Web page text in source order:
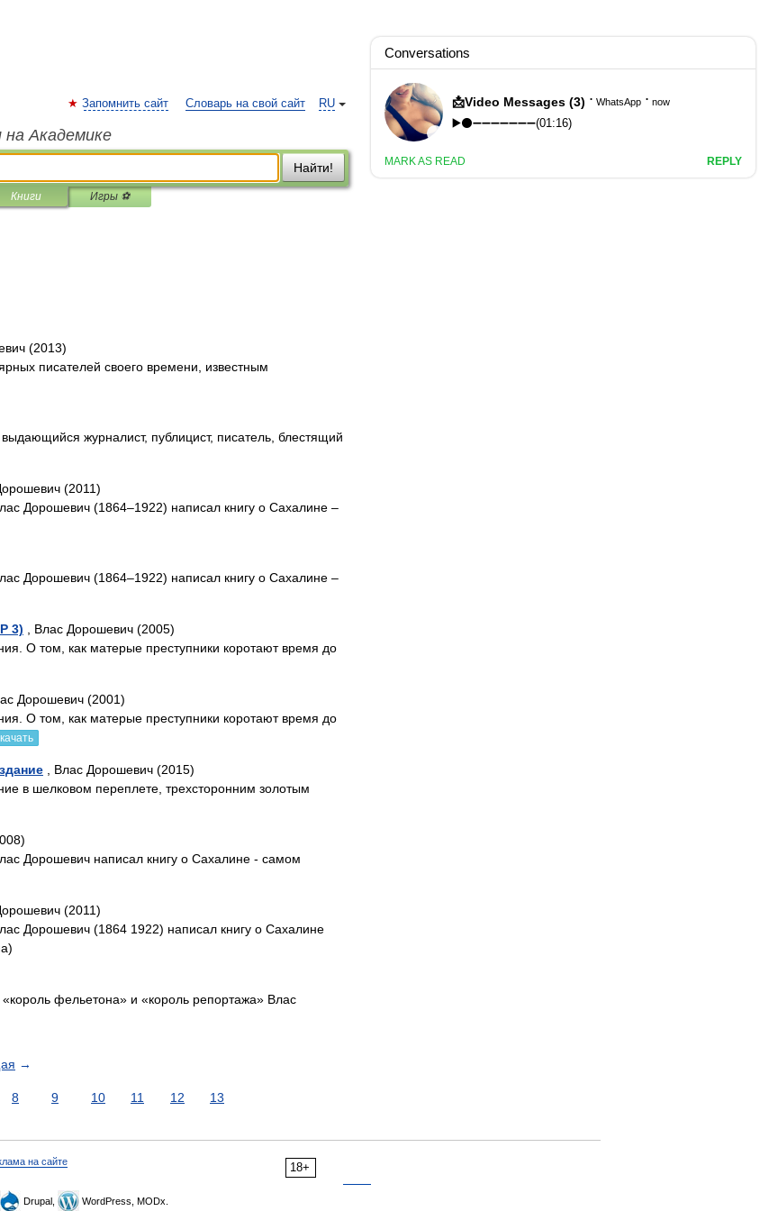
RU
Запомнить сайт Словарь на свой сайт
на Академике
Найти!
Книги Игры ⚽
(2013)
писателей своего времени, известным
журналист, публицист, писатель, блестящий
(2011)
Дорошевич (1864–1922) написал книгу о Сахалине –
Дорошевич (1864–1922) написал книгу о Сахалине –
3) , Влас Дорошевич (2005)
О том, как матерые преступники коротают время до
Дорошевич (2001)
О том, как матерые преступники коротают время до
, Влас Дорошевич (2015)
в шелковом переплете, трехсторонним золотым
Дорошевич написал книгу о Сахалине - самом
(2011)
Дорошевич (1864 1922) написал книгу о Сахалине
фельетона» и «король репортажа» Влас
→
8 9 10 11 12 13
18+
на сайте
Drupal, WordPress, MODx.